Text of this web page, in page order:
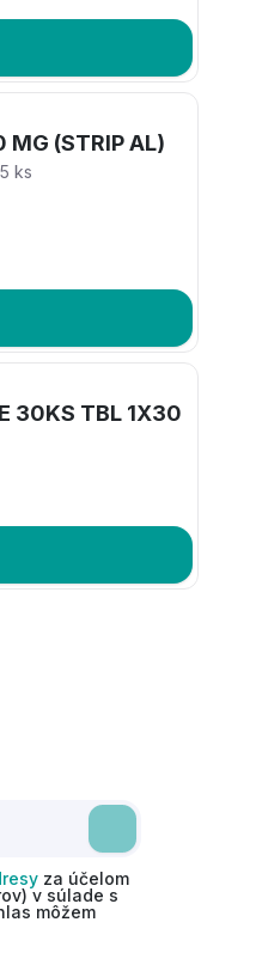
MG (STRIP AL)
ks
30KS TBL 1X30
za účelom
v súlade s
môžem